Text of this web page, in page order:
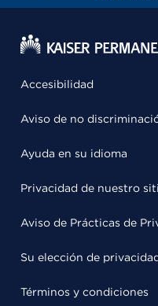
Accesibilidad
Aviso de no
Ayuda en su idioma
Privacidad de nuestro
Aviso de Prácticas de
Su elección de
Términos y condiciones